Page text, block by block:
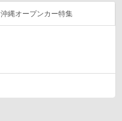
沖縄オープンカー特集